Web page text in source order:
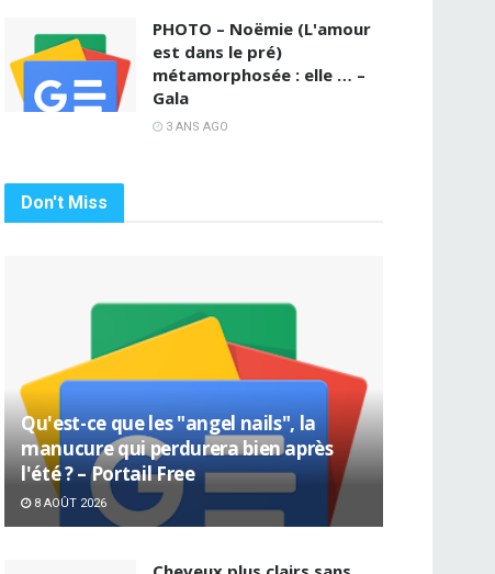
PHOTO – Noëmie (L'amour
est dans le pré)
métamorphosée : elle … –
Gala
3 ANS AGO
Don't Miss
Qu'est-ce que les "angel nails", la
manucure qui perdurera bien après
l'été ? – Portail Free
8 AOÛT 2026